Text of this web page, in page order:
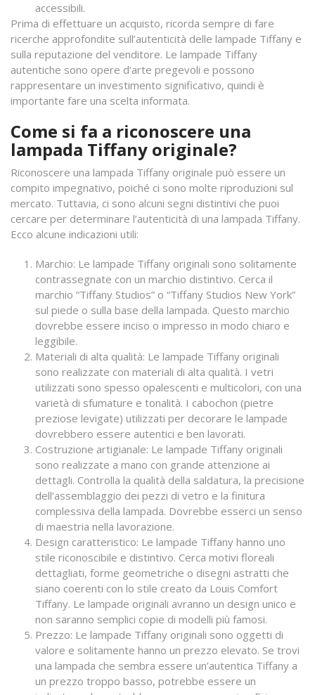
accessibili.
Prima di effettuare un acquisto, ricorda sempre di fare
ricerche approfondite sull’autenticità delle lampade Tiffany e
sulla reputazione del venditore. Le lampade Tiffany
autentiche sono opere d’arte pregevoli e possono
rappresentare un investimento significativo, quindi è
importante fare una scelta informata.
Come si fa a riconoscere una
lampada Tiffany originale?
Riconoscere una lampada Tiffany originale può essere un
compito impegnativo, poiché ci sono molte riproduzioni sul
mercato. Tuttavia, ci sono alcuni segni distintivi che puoi
cercare per determinare l’autenticità di una lampada Tiffany.
Ecco alcune indicazioni utili:
Marchio: Le lampade Tiffany originali sono solitamente
contrassegnate con un marchio distintivo. Cerca il
marchio “Tiffany Studios” o “Tiffany Studios New York”
sul piede o sulla base della lampada. Questo marchio
dovrebbe essere inciso o impresso in modo chiaro e
leggibile.
Materiali di alta qualità: Le lampade Tiffany originali
sono realizzate con materiali di alta qualità. I vetri
utilizzati sono spesso opalescenti e multicolori, con una
varietà di sfumature e tonalità. I cabochon (pietre
preziose levigate) utilizzati per decorare le lampade
dovrebbero essere autentici e ben lavorati.
Costruzione artigianale: Le lampade Tiffany originali
sono realizzate a mano con grande attenzione ai
dettagli. Controlla la qualità della saldatura, la precisione
dell’assemblaggio dei pezzi di vetro e la finitura
complessiva della lampada. Dovrebbe esserci un senso
di maestria nella lavorazione.
Design caratteristico: Le lampade Tiffany hanno uno
stile riconoscibile e distintivo. Cerca motivi floreali
dettagliati, forme geometriche o disegni astratti che
siano coerenti con lo stile creato da Louis Comfort
Tiffany. Le lampade originali avranno un design unico e
non saranno semplici copie di modelli più famosi.
Prezzo: Le lampade Tiffany originali sono oggetti di
valore e solitamente hanno un prezzo elevato. Se trovi
una lampada che sembra essere un’autentica Tiffany a
un prezzo troppo basso, potrebbe essere un